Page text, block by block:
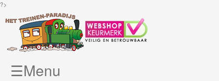
?>
☰Menu